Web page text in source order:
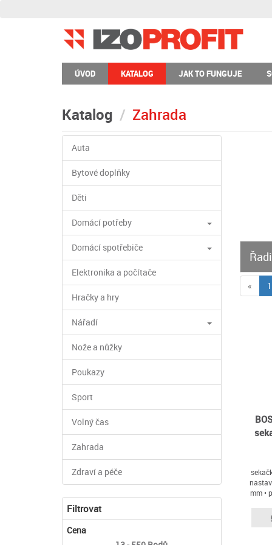
ÚVOD KATALOG JAK TO FUNGUJE
Katalog Zahrada
Auta
Bytové doplňky
Děti
Domácí potřeby
Domácí spotřebiče
Elektronika a počítače
Hračky a hry
Nářadí
Nože a nůžky
Poukazy
Sport
Volný čas
Zahrada
Zdraví a péče
Filtrovat
Cena
« 1
mm •